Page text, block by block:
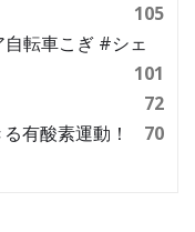
105
転車こぎ #シェ
101
72
有酸素運動！
70